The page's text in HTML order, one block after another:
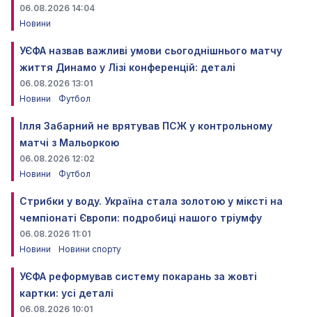
06.08.2026 14:04
Новини
УЄФА назвав важливі умови сьогоднішнього матчу
життя Динамо у Лізі конференцій: деталі
06.08.2026 13:01
Новини
Футбол
Ілля Забарний не врятував ПСЖ у контрольному
матчі з Мальоркою
06.08.2026 12:02
Новини
Футбол
Стрибки у воду. Україна стала золотою у міксті на
чемпіонаті Європи: подробиці нашого тріумфу
06.08.2026 11:01
Новини
Новини спорту
УЄФА реформував систему покарань за жовті
картки: усі деталі
06.08.2026 10:01